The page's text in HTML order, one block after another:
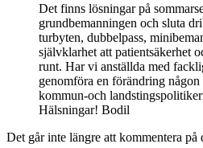
Det finns lösningar på
grundbemanningen och sluta
turbyten, dubbelpass,
självklarhet att patientsäkerhet
runt. Har vi anställda med
genomföra en förändring
kommun-och
Hälsningar! Bodil
Det går inte längre att kommentera på